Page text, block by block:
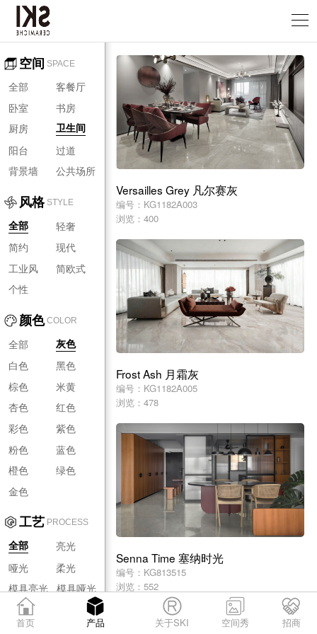
空间 SPACE
全部
客餐厅
卧室
书房
厨房
卫生间
阳台
过道
背景墙
公共场所
风格 STYLE
全部
轻奢
简约
现代
工业风
简欧式
个性
颜色 COLOR
全部 灰色
白色
黑色
棕色
米黄
杏色
红色
彩色
紫色
粉色
蓝色
橙色
绿色
金色
工艺 PROCESS
全部
亮光
哑光
柔光
模具亮光 模具哑光
模具柔光
Versailles Grey 凡尔赛灰
编号：KG1182A003
浏览：400
Frost Ash 月霜灰
编号：KG1182A005
浏览：478
Senna Time 塞纳时光
编号：KG813515
浏览：552
首页 产品 关于SKI 空间秀 招商